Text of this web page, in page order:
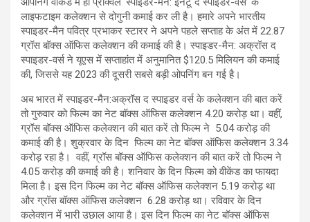
लाइफटाइम कलेक्शन से दोगुनी कमाई कर ली है। हमारे अपने भारतीय
स्पाइडर-मैन पवित्र प्रभाकर स्टारर ने अपने पहले सप्ताह के अंत में 22.87
ग्रॉस बॉक्स ऑफिस कलेक्शन की कमाई की है। स्पाइडर-मैन: अक्रॉस द
स्पाइडर-वर्स ने यूएस में सप्ताहांत में अनुमानित $120.5 मिलियन की कमाई
की, जिससे यह 2023 की दूसरी सबसे बड़ी ओपनिंग बन गई है।
अब भारत में स्पाइडर-मैन:अक्रॉस द स्पाइडर वर्स के कलेक्शन की बात करें
तो गुरुवार को फिल्म का नेट बॉक्स ऑफिस कलेक्शन 4.20 करोड़ था। वहीं,
ग्रॉस बॉक्स ऑफिस कलेक्शन की बात करें तो फिल्म ने 5.04 करोड़ की
कमाई की है। शुक्रवार के दिन फिल्म का नेट बॉक्स ऑफिस कलेक्शन 3.34
करोड़ रहा है। वहीं, ग्रॉस बॉक्स ऑफिस कलेक्शन की बात करें तो फिल्म ने
4.05 करोड़ की कमाई की है। शनिवार के दिन फिल्म को वीकेंड का फायदा
मिला है। इस दिन फिल्म का नेट बॉक्स ऑफिस कलेक्शन 5.19 करोड़ था
और ग्रॉस बॉक्स ऑफिस कलेक्शन 6.28 करोड़ था। रविवार के दिन
कलेक्शन में भारी उछाल आया है। इस दिन फिल्म का नेट बॉक्स ऑफिस